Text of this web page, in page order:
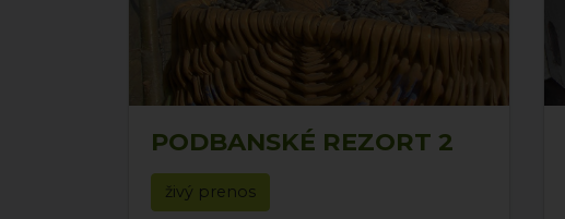
PODBANSKÉ REZORT 2
živý prenos